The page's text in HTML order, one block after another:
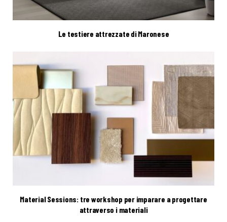
Le testiere attrezzate di Maronese
Material Sessions: tre workshop per imparare a progettare
attraverso i materiali